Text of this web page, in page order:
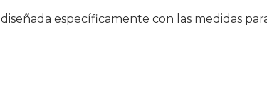
específicamente con las medidas